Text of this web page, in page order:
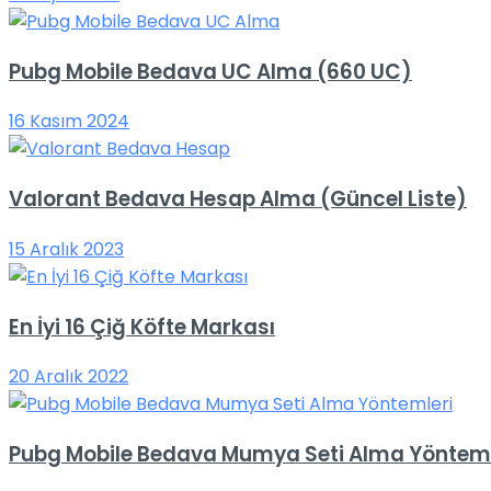
Pubg Mobile Bedava UC Alma (660 UC)
16 Kasım 2024
Valorant Bedava Hesap Alma (Güncel Liste)
15 Aralık 2023
En İyi 16 Çiğ Köfte Markası
20 Aralık 2022
Pubg Mobile Bedava Mumya Seti Alma